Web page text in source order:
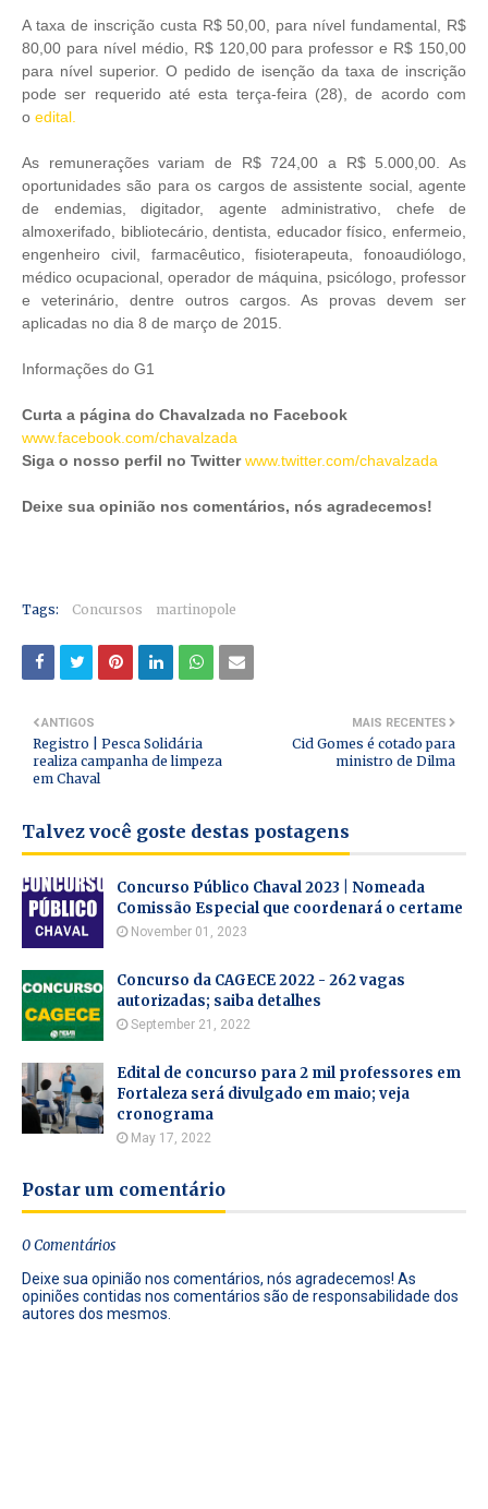
A taxa de inscrição custa R$ 50,00, para nível fundamental, R$
80,00 para nível médio, R$ 120,00 para professor e R$ 150,00
para nível superior. O pedido de isenção da taxa de inscrição
pode ser requerido até esta terça-feira (28), de acordo com
o edital.
As remunerações variam de R$ 724,00 a R$ 5.000,00. As
oportunidades são para os cargos de assistente social, agente
de endemias, digitador, agente administrativo, chefe de
almoxerifado, bibliotecário, dentista, educador físico, enfermeio,
engenheiro civil, farmacêutico, fisioterapeuta, fonoaudiólogo,
médico ocupacional, operador de máquina, psicólogo, professor
e veterinário, dentre outros cargos. As provas devem ser
aplicadas no dia 8 de março de 2015.
Informações do G1
Curta a página do Chavalzada no Facebook
www.facebook.com/chavalzada
Siga o nosso perfil no Twitter www.twitter.com/chavalzada
Deixe sua opinião nos comentários, nós agradecemos!
Tags: Concursos martinopole
MAIS RECENTES
Cid Gomes é cotado para
ministro de Dilma
ANTIGOS
Registro | Pesca Solidária
realiza campanha de limpeza
em Chaval
Talvez você goste destas postagens
Concurso Público Chaval 2023 | Nomeada
Comissão Especial que coordenará o certame
November 01, 2023
Concurso da CAGECE 2022 - 262 vagas
autorizadas; saiba detalhes
September 21, 2022
Edital de concurso para 2 mil professores em
Fortaleza será divulgado em maio; veja
cronograma
May 17, 2022
Postar um comentário
0 Comentários
Deixe sua opinião nos comentários, nós agradecemos! As
opiniões contidas nos comentários são de responsabilidade dos
autores dos mesmos.